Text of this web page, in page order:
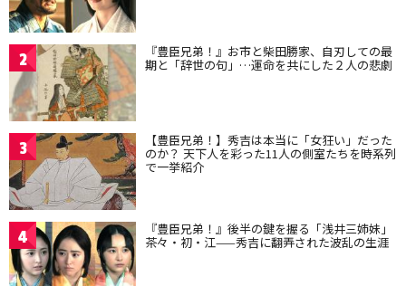
2 『豊臣兄弟！』お市と柴田勝家、自刃しての最
期と「辞世の句」…運命を共にした２人の悲劇
3 【豊臣兄弟！】秀吉は本当に「女狂い」だった
のか？ 天下人を彩った11人の側室たちを時系列
で一挙紹介
4 『豊臣兄弟！』後半の鍵を握る「浅井三姉妹」
茶々・初・江——秀吉に翻弄された波乱の生涯